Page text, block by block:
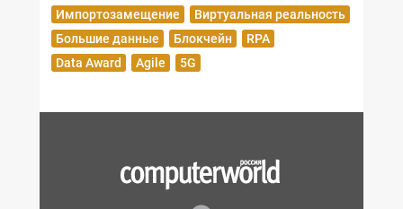
Импортозамещение
Виртуальная реальность
Большие данные
Блокчейн
RPA
Data Award
Agile 5G